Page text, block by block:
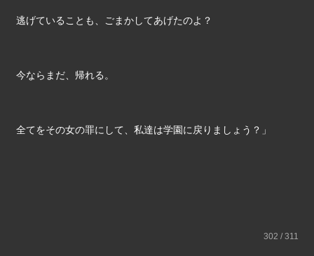
逃げていることも、ごまかしてあげたのよ？
今ならまだ、帰れる。
全てをその女の罪にして、私達は学園に戻りましょう？」
302 / 311